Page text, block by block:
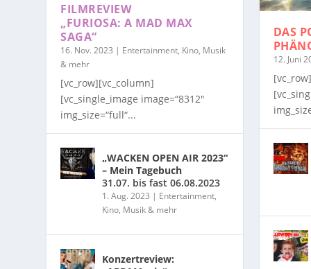
FILMREVIEW
„FURIOSA: A MAD MAX
SAGA“
16. Nov. 2023 | Entertainment, Kino, Musik
& mehr
[vc_row][vc_column]
[vc_single_image image=“8312″
img_size=“full“...
„WACKEN OPEN AIR 2023“
– Mein Tagebuch
31.07. bis fast 06.08.2023
1. Aug. 2023 | Entertainment,
Kino, Musik & mehr
Konzertreview:
DAS
12. Juni